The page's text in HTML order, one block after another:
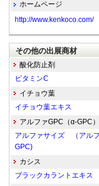
ホームページ
http://www.kenkoco.com/
その他の出展商材
酸化防止剤
ビタミンC
イチョウ葉
イチョウ葉エキス
アルファGPC（α-GPC）
アルファサイズ （アル
GPC)
カシス
ブラックカラントエキス